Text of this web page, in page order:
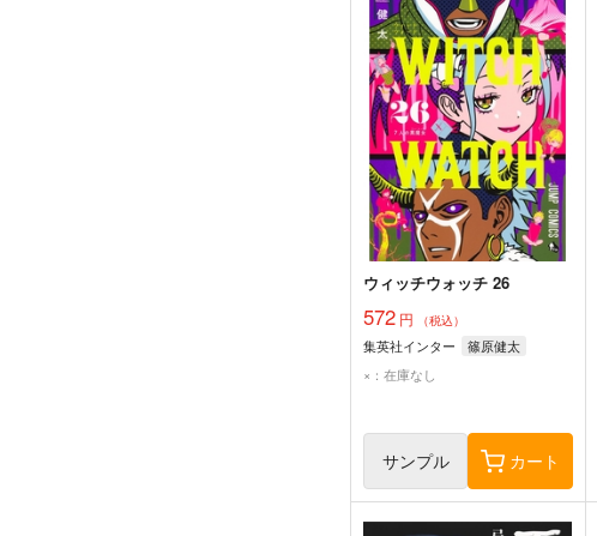
ウィッチウォッチ 26
572 円 （税込）
集英社インター
篠原健太
×：在庫なし
サンプル カート